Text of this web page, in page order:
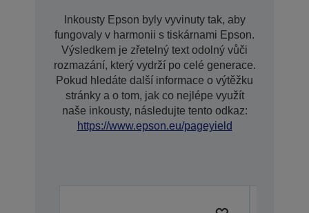
Inkousty Epson byly vyvinuty tak, aby
fungovaly v harmonii s tiskárnami Epson.
Výsledkem je zřetelný text odolný vůči
rozmazání, který vydrží po celé generace.
Pokud hledáte další informace o výtěžku
stránky a o tom, jak co nejlépe využít
naše inkousty, následujte tento odkaz:
https://www.epson.eu/pageyield